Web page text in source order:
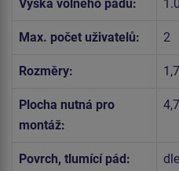
Výška volného pádu:
Max. počet uživatelů: 2
Rozměry:
Plocha nutná pro
montáž:
Povrch, tlumící pád: